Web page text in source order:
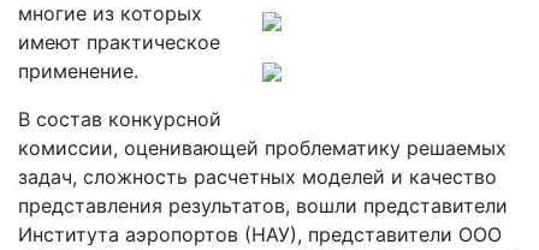
многие из которых
имеют практическое
применение.
В состав конкурсной
комиссии, оценивающей проблематику решаемых
задач, сложность расчетных моделей и качество
представления результатов, вошли представители
Института аэропортов (НАУ), представители ООО